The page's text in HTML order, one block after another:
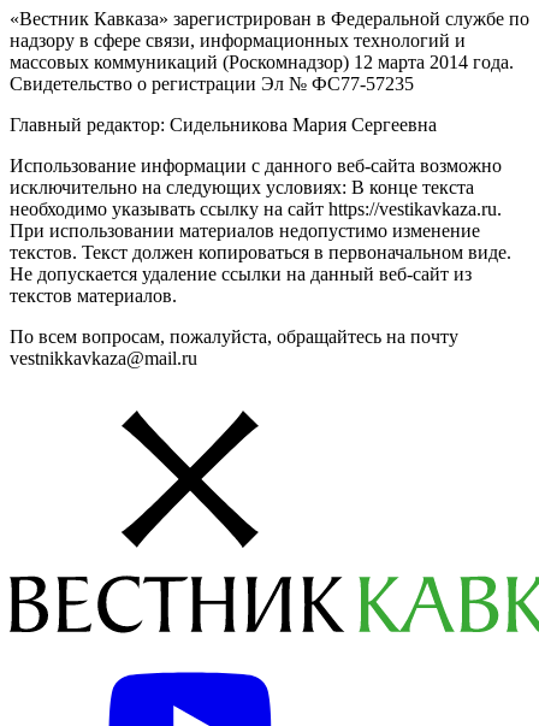
«Вестник Кавказа» зарегистрирован в Федеральной службе по
надзору в сфере связи, информационных технологий и
массовых коммуникаций (Роскомнадзор) 12 марта 2014 года.
Свидетельство о регистрации Эл № ФС77-57235
Главный редактор: Сидельникова Мария Сергеевна
Использование информации с данного веб-сайта возможно
исключительно на следующих условиях: В конце текста
необходимо указывать ссылку на сайт https://vestikavkaza.ru.
При использовании материалов недопустимо изменение
текстов. Текст должен копироваться в первоначальном виде.
Не допускается удаление ссылки на данный веб-сайт из
текстов материалов.
По всем вопросам, пожалуйста, обращайтесь на почту
vestnikkavkaza@mail.ru